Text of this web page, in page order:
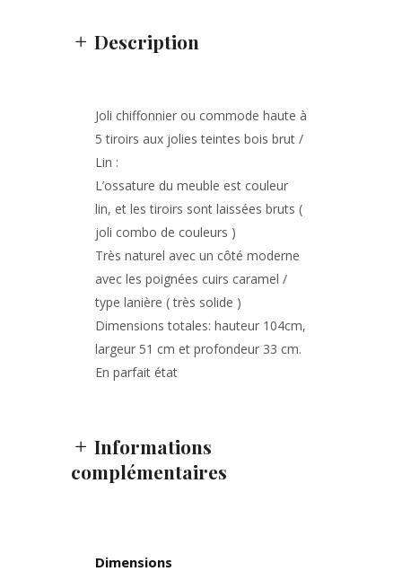
Description
Joli chiffonnier ou commode haute à
5 tiroirs aux jolies teintes bois brut /
Lin :
L’ossature du meuble est couleur
lin, et les tiroirs sont laissées bruts (
joli combo de couleurs )
Très naturel avec un côté moderne
avec les poignées cuirs caramel /
type lanière ( très solide )
Dimensions totales: hauteur 104cm,
largeur 51 cm et profondeur 33 cm.
En parfait état
Informations
complémentaires
Dimensions